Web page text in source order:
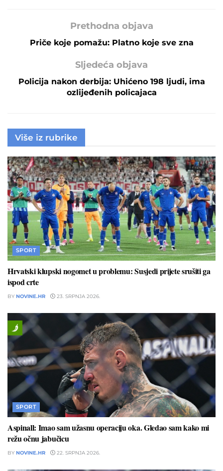
Prethodna objava
Priče koje pomažu: Platno koje sve zna
Sljedeća objava
Policija nakon derbija: Uhićeno 198 ljudi, ima
ozlijeđenih policajaca
Više iz rubrike
SPORT
Hrvatski klupski nogomet u problemu: Susjedi prijete srušiti ga
ispod crte
BY NOVINE.HR 23. SRPNJA 2026.
SPORT
Aspinall: Imao sam užasnu operaciju oka. Gledao sam kako mi
režu očnu jabučicu
BY NOVINE.HR 22. SRPNJA 2026.